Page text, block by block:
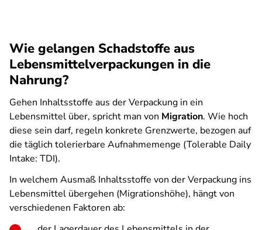
Wie gelangen Schadstoffe aus
Lebensmittelverpackungen in die
Nahrung?
Gehen Inhaltsstoffe aus der Verpackung in ein
Lebensmittel über, spricht man von Migration. Wie hoch
diese sein darf, regeln konkrete Grenzwerte, bezogen auf
die täglich tolerierbare Aufnahmemenge (Tolerable Daily
Intake: TDI).
In welchem Ausmaß Inhaltsstoffe von der Verpackung ins
Lebensmittel übergehen (Migrationshöhe), hängt von
verschiedenen Faktoren ab: